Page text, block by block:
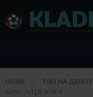
HOME ТИП НА ДЕНОТ
АИН – АЛ ЏЕЗЕИРА